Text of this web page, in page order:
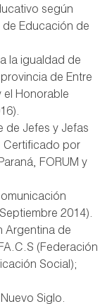
según
de Educación de
la igualdad de
de Entre
el Honorable
de Jefes y Jefas
Certificado por
FORUM y
2014).
Argentina de
(Federación
Social);
Siglo.